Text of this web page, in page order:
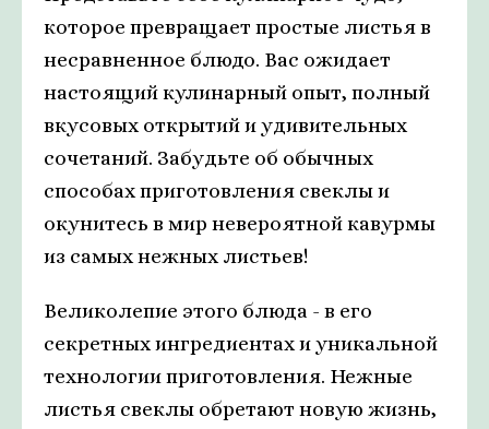
которое превращает простые листья в
несравненное блюдо. Вас ожидает
настоящий кулинарный опыт, полный
вкусовых открытий и удивительных
сочетаний. Забудьте об обычных
способах приготовления свеклы и
окунитесь в мир невероятной кавурмы
из самых нежных листьев!
Великолепие этого блюда - в его
секретных ингредиентах и уникальной
технологии приготовления. Нежные
листья свеклы обретают новую жизнь,